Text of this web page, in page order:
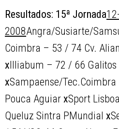
Resultados: 15ª Jornada
2008Angra/Susiarte/
Coimbra – 53 / 74 Cv.
x Illiabum – 72 / 66 Galitos
xSampaense/
Pouca AguiarxSport
Queluz Sintra PMundialx